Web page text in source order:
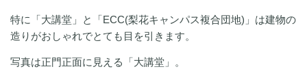
特に「大講堂」と「ECC(梨花キャンパス複合団地)」は建物の
造りがおしゃれでとても目を引きます。
写真は正門正面に見える「大講堂」。